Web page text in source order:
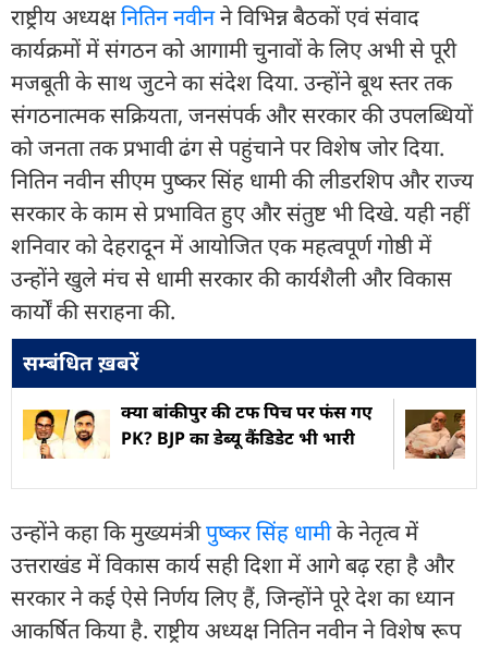
राष्ट्रीय अध्यक्षनितिन नवीनने विभिन्न बैठकों एवं संवाद
कार्यक्रमों में संगठन को आगामी चुनावों के लिए अभी से पूरी
मजबूती के साथ जुटने का संदेश दिया. उन्होंने बूथ स्तर तक
संगठनात्मक सक्रियता, जनसंपर्क और सरकार की उपलब्धियों
को जनता तक प्रभावी ढंग से पहुंचाने पर विशेष जोर दिया.
नितिन नवीन सीएम पुष्कर सिंह धामी की लीडरशिप और राज्य
सरकार के काम से प्रभावित हुए और संतुष्ट भी दिखे. यही नहीं
शनिवार को देहरादून में आयोजित एक महत्वपूर्ण गोष्ठी में
उन्होंने खुले मंच से धामी सरकार की कार्यशैली और विकास
कार्यों की सराहना की.
सम्बंधित ख़बरें
क्या बांकीपुर की टफ पिच पर फंस गए
PK? BJP का डेब्यू कैंडिडेट भी भारी
उन्होंने कहा कि मुख्यमंत्रीपुष्कर सिंह धामीके नेतृत्व में
उत्तराखंड में विकास कार्य सही दिशा में आगे बढ़ रहा है और
सरकार ने कई ऐसे निर्णय लिए हैं, जिन्होंने पूरे देश का ध्यान
आकर्षित किया है. राष्ट्रीय अध्यक्ष नितिन नवीन ने विशेष रूप